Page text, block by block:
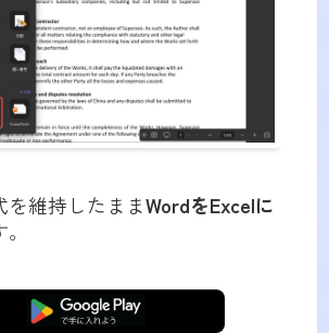
を維持したままWordをExcelに
無料ダウンロード